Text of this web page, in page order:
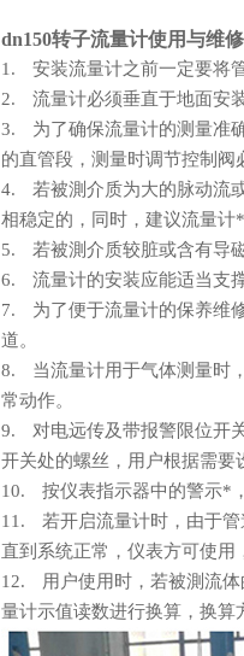
dn150转子流量计使用与维修
1. 安装流量计之前一定要将管道
2. 流量计必须垂直于地面安装
3. 为了确保流量计的测量准确
的直管段，测量时调节控制
4. 若被測介质为大的脉动流或
相稳定的，同时，建议流量
5. 若被測介质较脏或含有导磁
6. 流量计的安装应能适当支撑
7. 为了便于流量计的保养维修
道。
8. 当流量计用于气体测量时
常动作。
9. 对电远传及带报警限位开关的
开关处的螺丝，用户根据需要
10. 按仪表指示器中的警示*
11. 若开启流量计时，由于
直到系统正常，仪表方可使
12. 用户使用时，若被測
量计示值读数进行换算，换算